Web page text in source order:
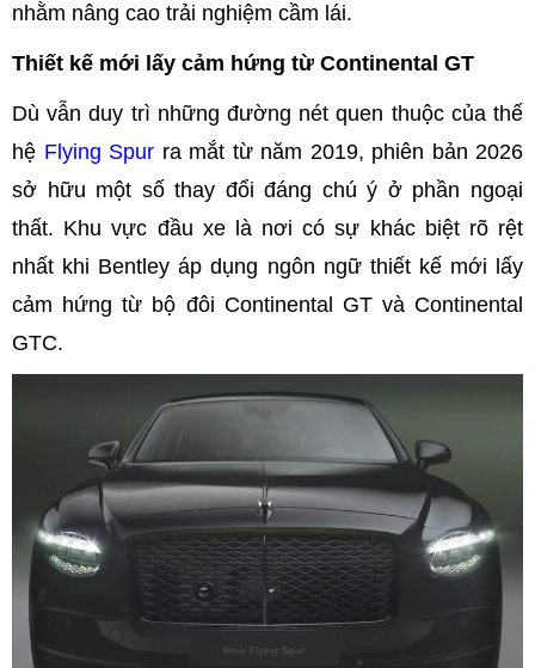
nhằm nâng cao trải nghiệm cầm lái.
Thiết kế mới lấy cảm hứng từ Continental GT
Dù vẫn duy trì những đường nét quen thuộc của thế
hệ Flying Spur ra mắt từ năm 2019, phiên bản 2026
sở hữu một số thay đổi đáng chú ý ở phần ngoại
thất. Khu vực đầu xe là nơi có sự khác biệt rõ rệt
nhất khi Bentley áp dụng ngôn ngữ thiết kế mới lấy
cảm hứng từ bộ đôi Continental GT và Continental
GTC.